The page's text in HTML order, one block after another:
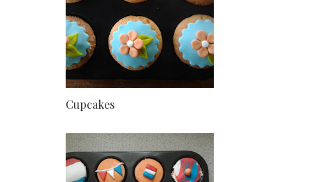
Cupcakes